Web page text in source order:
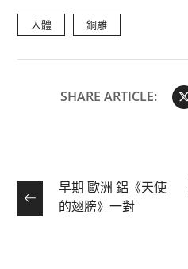
人體 銅雕
SHARE ARTICLE:
早期 歐洲 鋁《天使
的翅膀》一對